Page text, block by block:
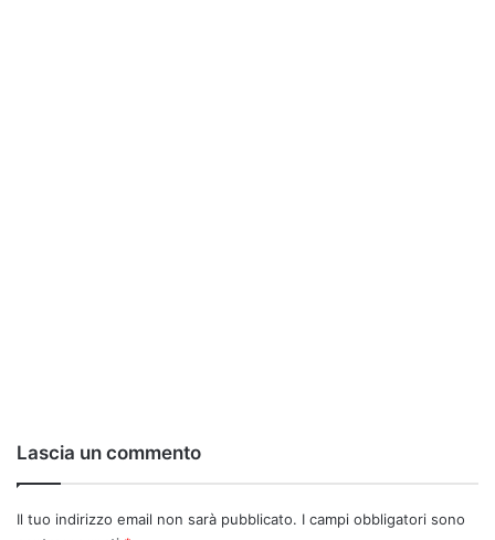
Lascia un commento
Il tuo indirizzo email non sarà pubblicato. I campi obbligatori sono